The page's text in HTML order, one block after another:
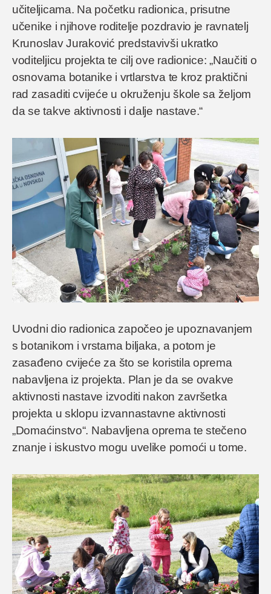
učiteljicama. Na početku radionica, prisutne
učenike i njihove roditelje pozdravio je ravnatelj
Krunoslav Juraković predstavivši ukratko
voditeljicu projekta te cilj ove radionice: „Naučiti o
osnovama botanike i vrtlarstva te kroz praktični
rad zasaditi cvijeće u okruženju škole sa željom
da se takve aktivnosti i dalje nastave.“
Uvodni dio radionica započeo je upoznavanjem
s botanikom i vrstama biljaka, a potom je
zasađeno cvijeće za što se koristila oprema
nabavljena iz projekta. Plan je da se ovakve
aktivnosti nastave izvoditi nakon završetka
projekta u sklopu izvannastavne aktivnosti
„Domaćinstvo“. Nabavljena oprema te stečeno
znanje i iskustvo mogu uvelike pomoći u tome.